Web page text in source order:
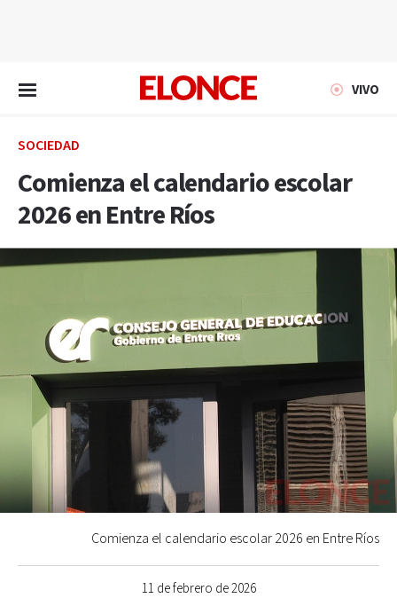
VIVO
SOCIEDAD
Comienza el calendario escolar
2026 en Entre Ríos
11 de febrero de 2026
Comienza el calendario escolar 2026 en Entre Ríos